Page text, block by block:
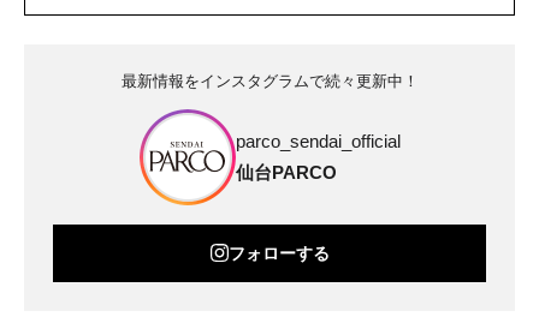
最新情報をインスタグラムで続々更新中！
parco_sendai_official
仙台PARCO
フォローする